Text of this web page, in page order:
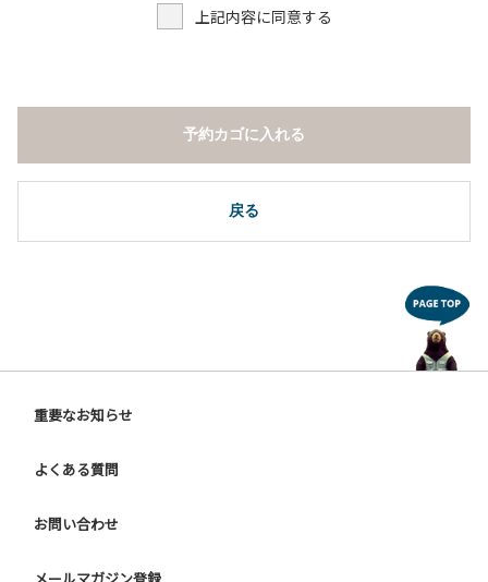
上記内容に同意する
戻る
予約カゴに入れる
重要なお知らせ
よくある質問
お問い合わせ